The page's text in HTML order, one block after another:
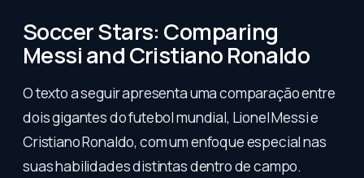
Soccer Stars: Comparing
Messi and Cristiano Ronaldo
O texto a seguir apresenta uma comparação entre
dois gigantes do futebol mundial, Lionel Messi e
Cristiano Ronaldo, com um enfoque especial nas
suas habilidades distintas dentro de campo.